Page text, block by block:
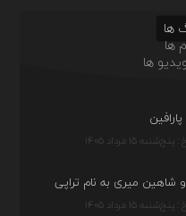
ها
ها
ها
۱۵ مرداد ۱۴۰۵
شاهین میری به نام تراپی
۱۵ مرداد ۱۴۰۵